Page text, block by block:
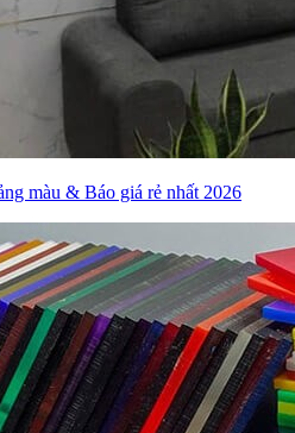
màu & Báo giá rẻ nhất 2026